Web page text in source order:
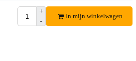
+
-
In mijn winkelwagen